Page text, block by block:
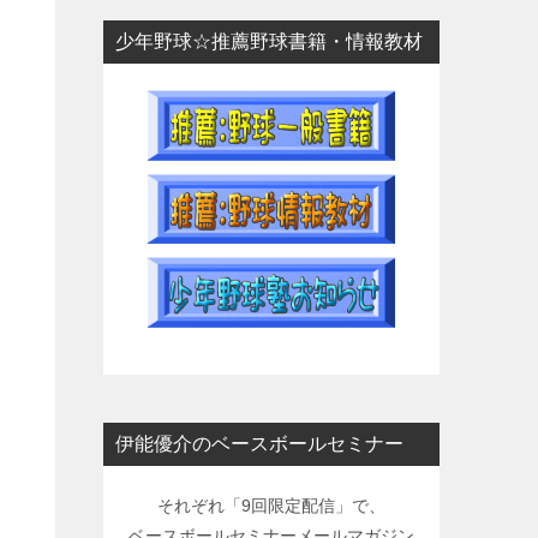
少年野球☆推薦野球書籍・情報教材
伊能優介のベースボールセミナー
それぞれ「9回限定配信」で、